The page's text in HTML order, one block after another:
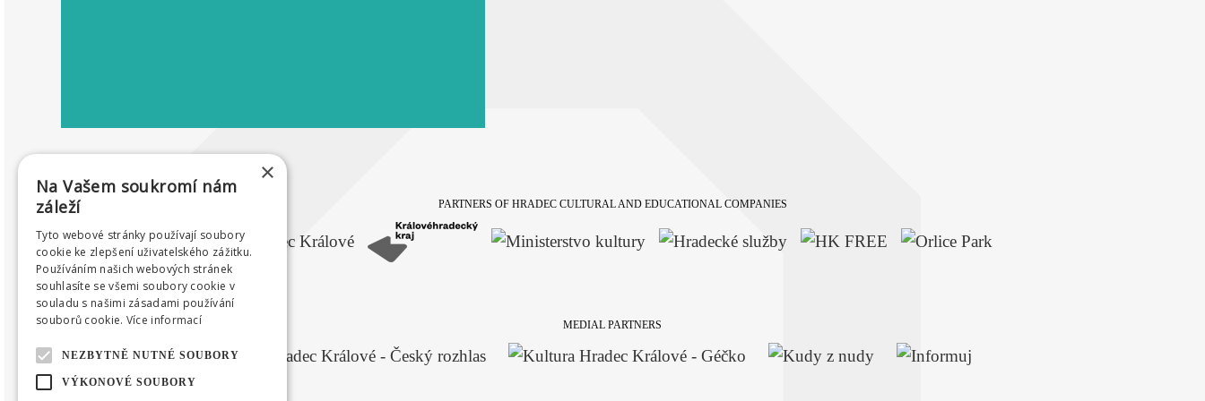
PARTNERS OF HRADEC CULTURAL AND EDUCATIONAL COMPANIES
MEDIAL PARTNERS
×
Na Vašem soukromí nám
záleží
Tyto webové stránky používají soubory
cookie ke zlepšení uživatelského zážitku.
Používáním našich webových stránek
souhlasíte se všemi soubory cookie v
souladu s našimi zásadami používání
souborů cookie. Více informací
NEZBYTNĚ NUTNÉ SOUBORY
VÝKONOVÉ SOUBORY